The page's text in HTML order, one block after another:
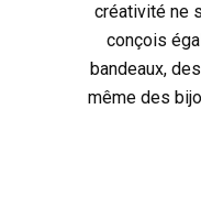
créativité ne
conçois
bandeaux,
même des